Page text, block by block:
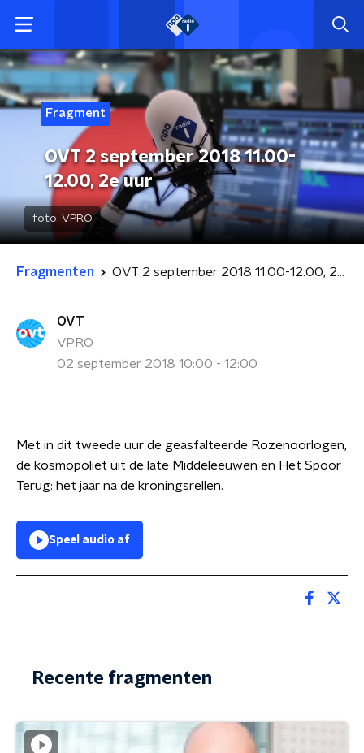
Fragment
OVT 2 september 2018 11.00-
12.00, 2e uur
foto: VPRO
Fragmenten OVT 2 september 2018 11.00-12.00, 2e uur
OVT
VPRO
02 september 2018 10:00 - 12:00
Met in dit tweede uur de geasfalteerde Rozenoorlogen,
de kosmopoliet uit de late Middeleeuwen en Het Spoor
Terug: het jaar na de kroningsrellen.
Speel audio af
Recente fragmenten